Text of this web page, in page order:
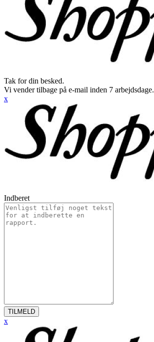
Tak for din besked.
Vi vender tilbage på e-mail inden 7 arbejdsdage.
x
Indberet
TILMELD
x